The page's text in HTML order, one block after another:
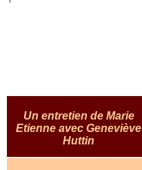
Un entretien de Marie
Etienne avec Geneviève
Huttin